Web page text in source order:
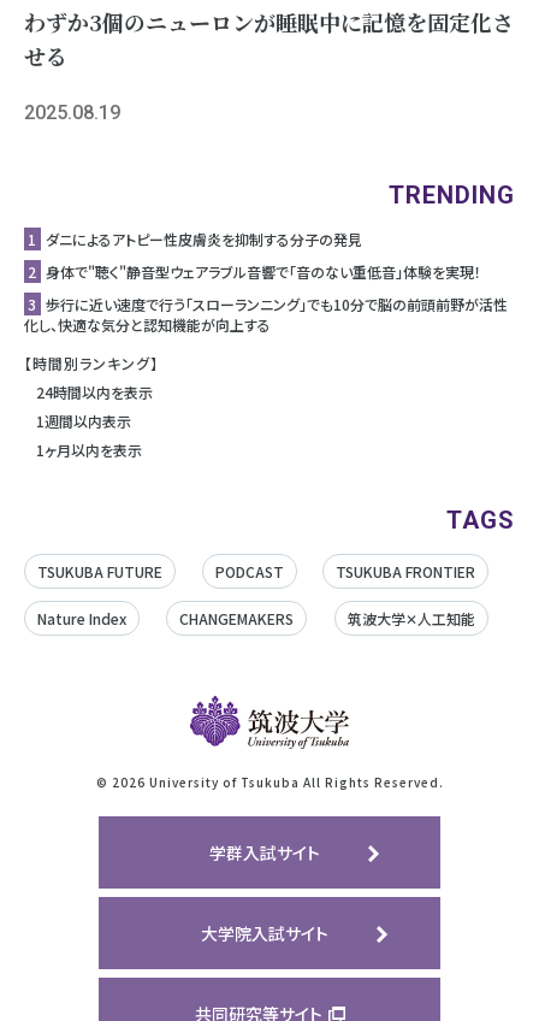
わずか3個のニューロンが睡眠中に記憶を固定化さ
せる
2025.08.19
TRENDING
1 ダニによるアトピー性皮膚炎を抑制する分子の発見
2 身体で"聴く"静音型ウェアラブル音響で「音のない重低音」体験を実現！
3 歩行に近い速度で行う「スローランニング」でも10分で脳の前頭前野が活性
化し、快適な気分と認知機能が向上する
【時間別ランキング】
24時間以内を表示
1週間以内表示
1ヶ月以内を表示
TAGS
TSUKUBA FUTURE PODCAST TSUKUBA FRONTIER
Nature Index CHANGEMAKERS 筑波大学✕人工知能
© 2026 University of Tsukuba All Rights Reserved.
学群入試サイト
大学院入試サイト
共同研究等サイト